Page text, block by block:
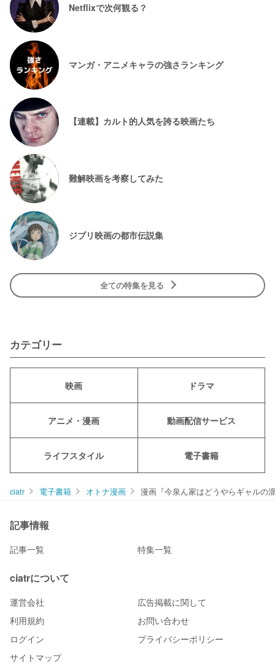
Netflixで次何観る？
マンガ・アニメキャラの強さランキング
【連載】カルト的人気を誇る映画たち
難解映画を考察してみた
ジブリ映画の都市伝説集
全ての特集を見る
カテゴリー
映画 ドラマ
アニメ・漫画 動画配信サービス
ライフスタイル 電子書籍
ciatr 電子書籍 オトナ漫画 漫画『今泉ん家はどうやらギャルの
記事情報
記事一覧 特集一覧
ciatrについて
運営会社
広告掲載に関して
利用規約
お問い合わせ
ログイン
プライバシーポリシー
サイトマップ